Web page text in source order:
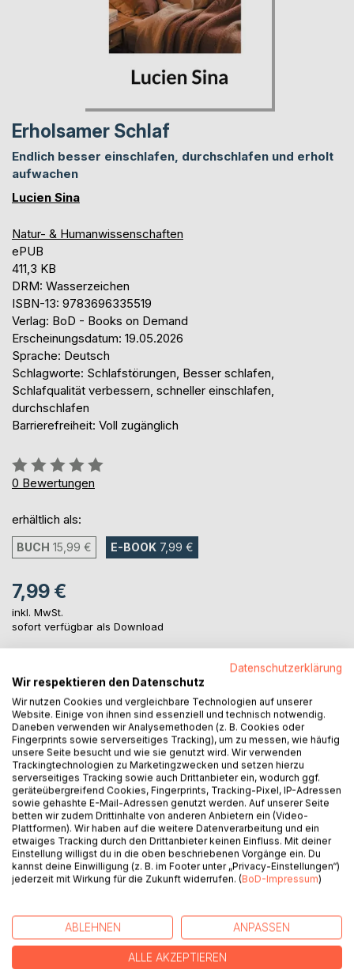
Erholsamer Schlaf
Endlich besser einschlafen, durchschlafen und erholt
aufwachen
Lucien Sina
Natur- & Humanwissenschaften
ePUB
411,3 KB
DRM: Wasserzeichen
ISBN-13: 9783696335519
Verlag: BoD - Books on Demand
Erscheinungsdatum: 19.05.2026
Sprache: Deutsch
Schlagworte: Schlafstörungen, Besser schlafen,
Schlafqualität verbessern, schneller einschlafen,
durchschlafen
Barrierefreiheit: Voll zugänglich
Bewertung::
0%
0 Bewertungen
erhältlich als:
BUCH 15,99 € E-BOOK 7,99 €
7,99 €
inkl. MwSt.
sofort verfügbar als Download
IN DEN WARENKORB
Auf die Merkliste
Titel bewerten
BESCHREIBUNG
mehr, als viele denken. Dieses Buch zeigt, wie guter Schlaf
mit verständlichem Wissen, konkreten Strategien und
alltagstauglichen Maßnahmen nachhaltig verbessert
Datenschutzerklärung
Wir respektieren den Datenschutz
Wir nutzen Cookies und vergleichbare Technologien auf unserer
Website. Einige von ihnen sind essenziell und technisch notwendig.
Daneben verwenden wir Analysemethoden (z. B. Cookies oder
Fingerprints sowie serverseitiges Tracking), um zu messen, wie häufig
unsere Seite besucht und wie sie genutzt wird. Wir verwenden
Trackingtechnologien zu Marketingzwecken und setzen hierzu
serverseitiges Tracking sowie auch Drittanbieter ein, wodurch ggf.
geräteübergreifend Cookies, Fingerprints, Tracking-Pixel, IP-Adressen
sowie gehashte E-Mail-Adressen genutzt werden. Auf unserer Seite
betten wir zudem Drittinhalte von anderen Anbietern ein (Video-
Plattformen). Wir haben auf die weitere Datenverarbeitung und ein
etwaiges Tracking durch den Drittanbieter keinen Einfluss. Mit deiner
Einstellung willigst du in die oben beschriebenen Vorgänge ein. Du
kannst deine Einwilligung (z. B. im Footer unter „Privacy-Einstellungen“)
jederzeit mit Wirkung für die Zukunft widerrufen. (BoD-Impressum)
ABLEHNEN ANPASSEN
ALLE AKZEPTIEREN